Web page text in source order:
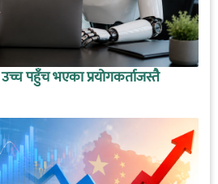
पहुँच भएका प्रयोगकर्ताजस्तै